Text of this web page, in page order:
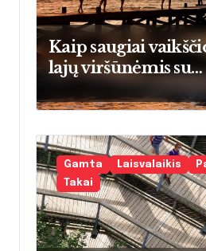
Kaip saugiai
lajų viršūnėmis su
vaikais: praktinis
tėvams
pradedantiesiems
Gamta Laisvalaikis
Takai